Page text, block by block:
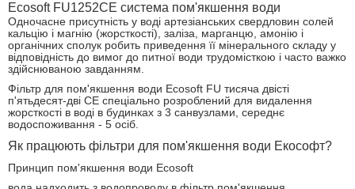
Ecosoft FU1252CE система пом'якшення води
Одночасне присутність у воді артезіанських свердловин солей
кальцію і магнію (жорсткості), заліза, марганцю, амонію і
органічних сполук робить приведення її мінерального складу у
відповідність до вимог до питної води трудомісткою і часто важко
здійснюваною завданням.
Фільтр для пом'якшення води Ecosoft FU тисяча двісті
п'ятьдесят-дві CE спеціально розроблений для видалення
жорсткості в воді в будинках з 3 санвузлами, середнє
водоспоживання - 5 осіб.
Як працюють фільтри для пом'якшення води Екософт?
Принцип пом'якшення води Ecosoft